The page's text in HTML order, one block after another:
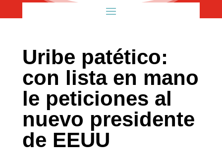
Uribe patético:
con lista en mano
le peticiones al
nuevo presidente
de EEUU